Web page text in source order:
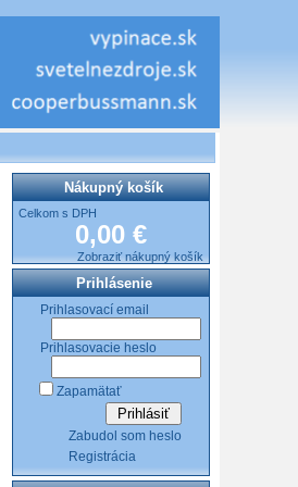
Nákupný košík
Celkom s DPH
0,00 €
Zobraziť nákupný košík
Prihlásenie
Prihlasovací email
Prihlasovacie heslo
Zapamätať
Zabudol som heslo
Registrácia